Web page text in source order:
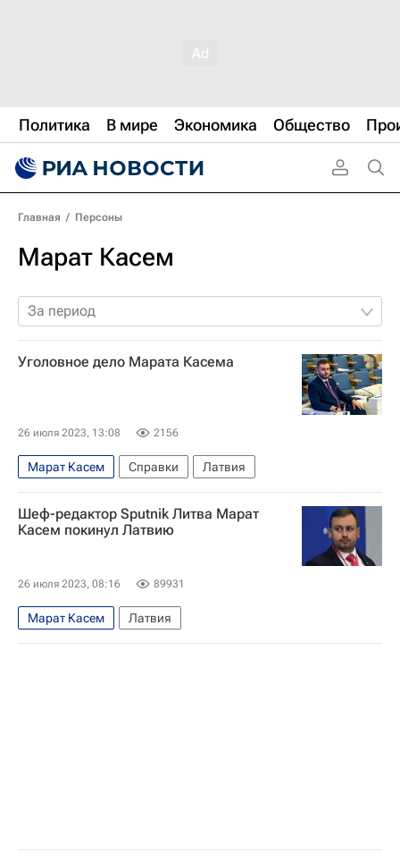
Политика В мире Экономика Общество
Главная / Персоны
Марат Касем
За период
Уголовное дело Марата Касема
26 июля 2023, 13:08 2156
Марат Касем Справки Латвия
Шеф-редактор Sputnik Литва Марат
Касем покинул Латвию
26 июля 2023, 08:16 89931
Марат Касем Латвия